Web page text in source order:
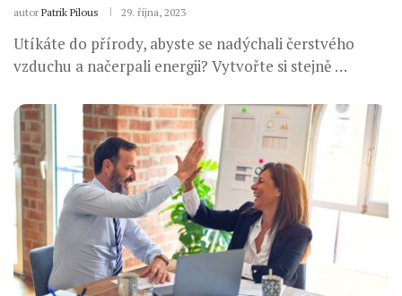
autor Patrik Pilous 29. října, 2023
Utíkáte do přírody, abyste se nadýchali čerstvého
vzduchu a načerpali energii? Vytvořte si stejně …